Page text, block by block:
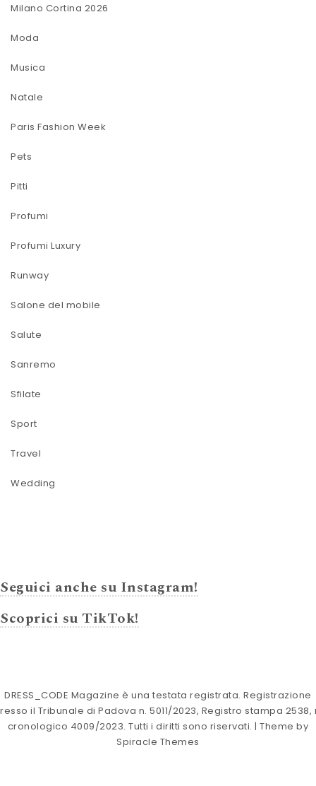
Milano Cortina 2026
Moda
Musica
Natale
Paris Fashion Week
Pets
Pitti
Profumi
Profumi Luxury
Runway
Salone del mobile
Salute
Sanremo
Sfilate
Sport
Travel
Wedding
Seguici anche su Instagram!
Scoprici su TikTok!
DRESS_CODE Magazine è una testata registrata. Registrazione
il Tribunale di Padova n. 5011/2023, Registro stampa 2538,
cronologico 4009/2023. Tutti i diritti sono riservati. | Theme by
Spiracle Themes